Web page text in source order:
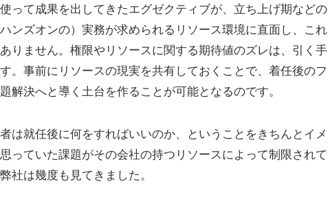
って成果を出してきたエグゼクティブが、立ち上げ期などの
ンズオンの）実務が求められるリソース環境に直面し、これ
りません。権限やリソースに関する期待値のズレは、引く手
。事前にリソースの現実を共有しておくことで、着任後のフ
決へと導く土台を作ることが可能となるのです。
は就任後に何をすればいいのか、ということをきちんとイメ
っていた課題がその会社の持つリソースによって制限されて
社は幾度も見てきました。